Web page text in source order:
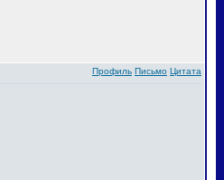
Профиль Письмо Цитата